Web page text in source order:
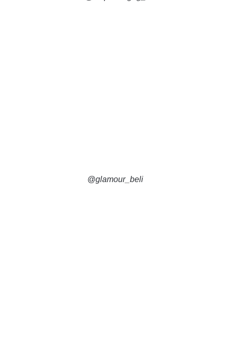
@glamour_beli